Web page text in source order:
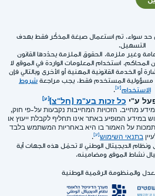
حد سواء. تم استعمال صيغة المذكّر فقط بهدف
التسهيل.
وغير ملزمة. الحقوق الملزمة يحدّدها القانون
المحاكم. استخدام المعلومات الواردة في الموقع لا
الخدمة القانونية المهنية أو الأخرى وبالتالي فإن
مسؤولية المستخدم فقط. يجب مراجعة شروط
الاستخدام
.
ע"י כל זכות בע"מ (חל"צ)
מחייב. הזכויות המחייבות נקבעות על-פי חוק,
במידע המופיע באתר אינו תחליף לקבלת ייעוץ או
על האמור בו היא באחריות המשתמש בלבד
בתנאי השימוש
.
ونظام الديجيتال الوطني لا تحمّل هذه الجهات أية
نشاط الموقع ومضامينه.
والمنظومة الرقمية الوطنية